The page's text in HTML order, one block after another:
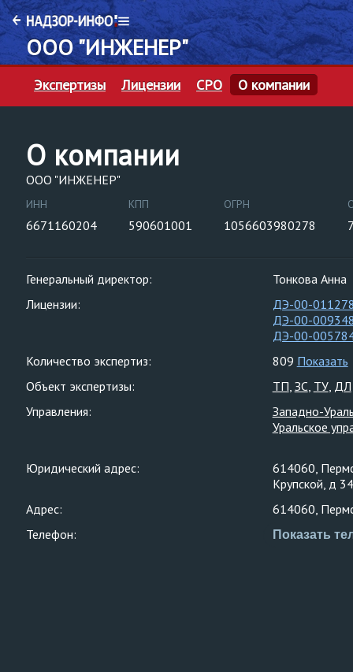
ООО "ИНЖЕНЕР"
Экспертизы Лицензии СРО О компании
О компании
ООО "ИНЖЕНЕР"
ИНН
6671160204
КПП
590601001
ОГРН
1056603980278
Генеральный директор:
Тонкова Анна
Лицензии:
ДЭ-00-
ДЭ-00-
ДЭ-00-
Количество экспертиз:
809 Показать
Объект экспертизы:
ТП ЗС ТУ ДЛ
Управления:
Западно-
Уральское
Юридический адрес:
614060,
Крупской, д
Адрес:
614060,
Телефон:
Показать